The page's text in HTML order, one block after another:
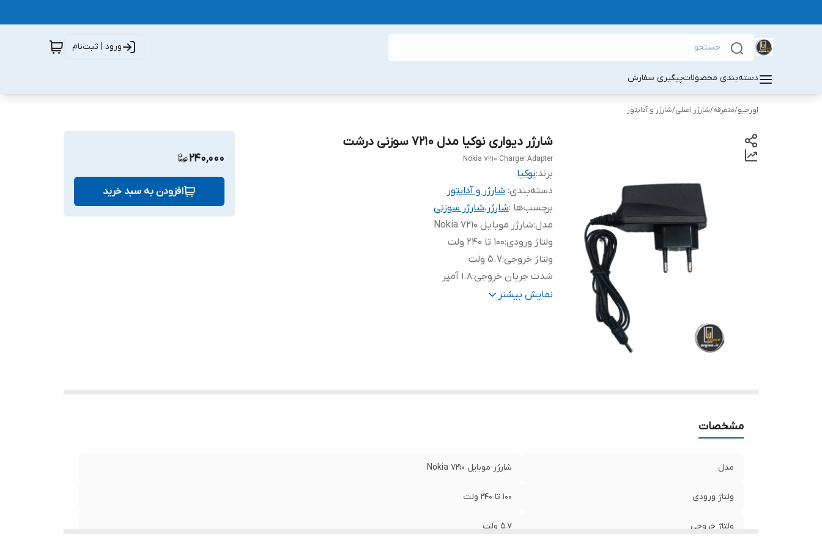
ورود | ثبت‌نام
دسته‌بندی محصولاتپیگیری سفارش
اورجیو/متفرقه/شارژر اصلی/شارژر و آداپتور
شارژر دیواری نوکیا مدل 7210 سوزنی درشت
Nokia 7210 Charger Adapter
برند:نوکیا
دسته‌بندی: شارژر و آداپتور
برچسب‌ها :شارژر ،شارژر سوزنی
مدل:شارژر موبایل Nokia 7210
ولتاژ ورودی:100 تا 240 ولت
ولتاژ خروجی:5.7 ولت
شدت جریان خروجی:1.8 آمپر
تعداد درگاه خروجی
نمایش بیشتر
240,000
افزودن به سبد خرید
مشخصات
مدل شارژر موبایل Nokia 7210
ولتاژ ورودی 100 تا 240 ولت
ولتاژ خروجی 5.7 ولت